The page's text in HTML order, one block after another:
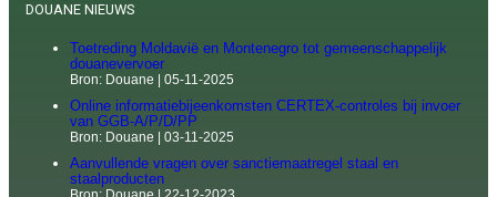
DOUANE NIEUWS
Toetreding Moldavië en Montenegro tot gemeenschappelijk
douanevervoer
Bron: Douane 05-11-2025
Online informatiebijeenkomsten CERTEX-controles bij invoer
van GGB-A/P/D/PP
Bron: Douane 03-11-2025
Aanvullende vragen over sanctiemaatregel staal en
staalproducten